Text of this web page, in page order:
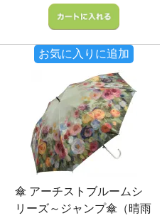
お気に入りに追加
傘 アーチストブルームシ
リーズ～ジャンプ傘（晴雨